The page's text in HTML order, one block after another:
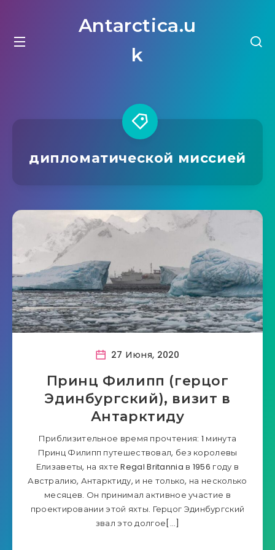
Antarctica.u
k
дипломатической миссией
27 Июня, 2020
Принц Филипп (герцог
Эдинбургский), визит в
Антарктиду
Приблизительное время прочтения: 1 минута
Принц Филипп путешествовал, без королевы
Елизаветы, на яхте Regal Britannia в 1956 году в
Австралию, Антарктиду, и не только, на несколько
месяцев. Он принимал активное участие в
проектировании этой яхты. Герцог Эдинбургский
звал это долгое[…]